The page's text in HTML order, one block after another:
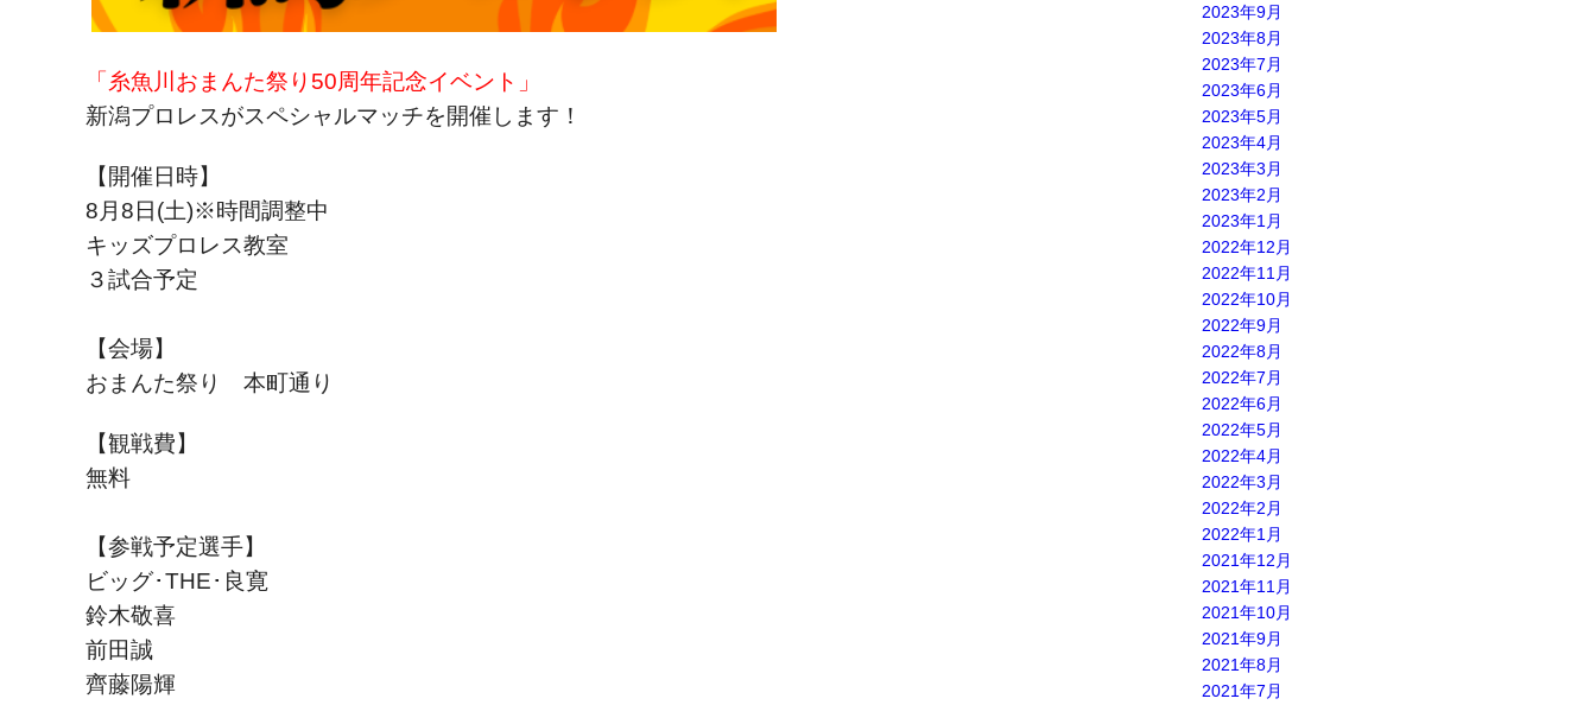
「糸魚川おまんた祭り50周年記念イベント」
新潟プロレスがスペシャルマッチを開催します！
【開催日時】
8月8日(土)※時間調整中
キッズプロレス教室
３試合予定
【会場】
おまんた祭り 本町通り
【観戦費】
無料
【参戦予定選手】
ビッグ･THE･良寛
鈴木敬喜
前田誠
齊藤陽輝
2023年9月
2023年8月
2023年7月
2023年6月
2023年5月
2023年4月
2023年3月
2023年2月
2023年1月
2022年12月
2022年11月
2022年10月
2022年9月
2022年8月
2022年7月
2022年6月
2022年5月
2022年4月
2022年3月
2022年2月
2022年1月
2021年12月
2021年11月
2021年10月
2021年9月
2021年8月
2021年7月